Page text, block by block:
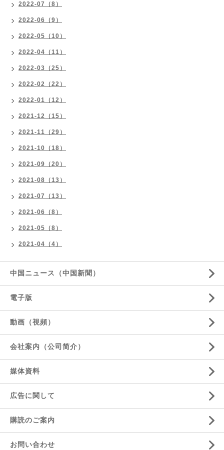
2022-07（8）
2022-06（9）
2022-05（10）
2022-04（11）
2022-03（25）
2022-02（22）
2022-01（12）
2021-12（15）
2021-11（29）
2021-10（18）
2021-09（20）
2021-08（13）
2021-07（13）
2021-06（8）
2021-05（8）
2021-04（4）
中国ニュース（中国新聞）
電子版
動画（視頻）
会社案内（公司简介）
媒体資料
広告に関して
購読のご案内
お問い合わせ